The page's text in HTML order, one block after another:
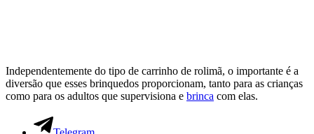
Independentemente do tipo de carrinho de rolimã, o importante é a
diversão que esses brinquedos proporcionam, tanto para as crianças
como para os adultos que supervisiona e brinca com elas.